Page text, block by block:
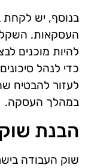
בנוסף, יש
העסקאות. השקל
להיות מוכנים
כדי לנהל
לעזור להבטיח
במהלך העסקה.
הבנת
שוק העבודה